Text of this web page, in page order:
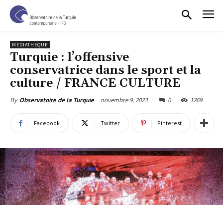
MEDIATHEQUE
Turquie : l’offensive
conservatrice dans le sport et la
culture / FRANCE CULTURE
By Observatoire de la Turquie novembre 9, 2023 0 1269
Facebook Twitter Pinterest